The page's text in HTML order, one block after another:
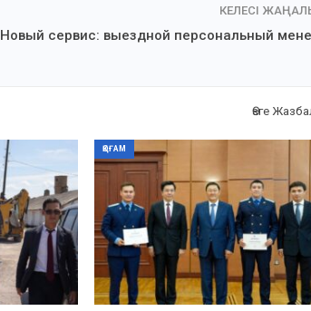
КЕЛЕСІ
Новый сервис: выездной персональный
Өзге
ҚОҒАМ